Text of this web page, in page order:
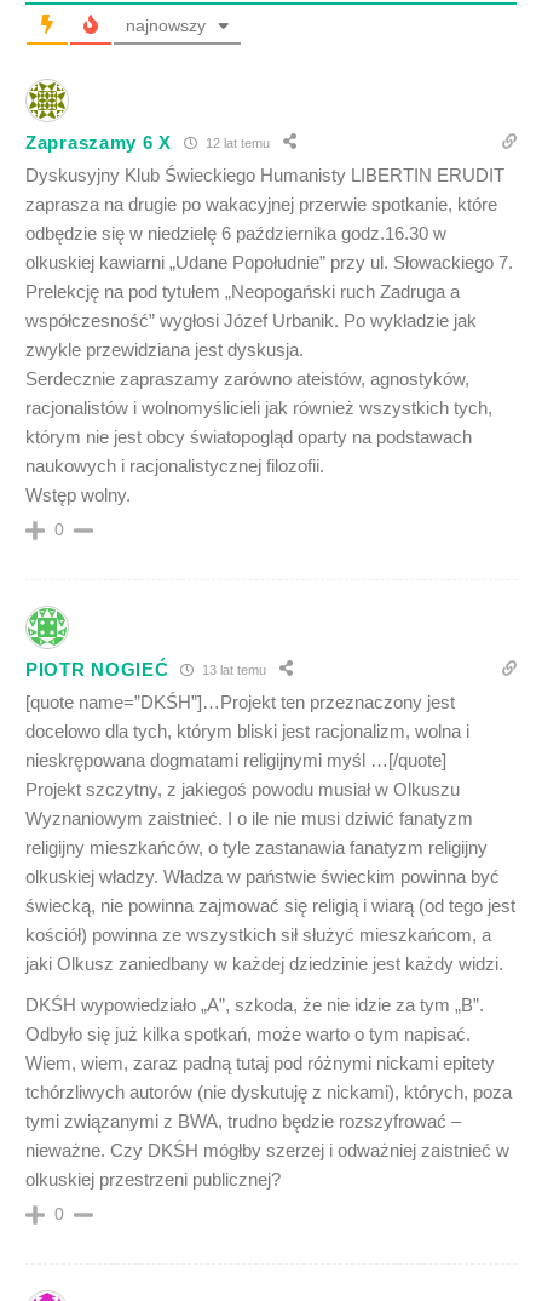
najnowszy
Zapraszamy 6 X 12 lat temu
Dyskusyjny Klub Świeckiego Humanisty LIBERTIN ERUDIT
zaprasza na drugie po wakacyjnej przerwie spotkanie, które
odbędzie się w niedzielę 6 października godz.16.30 w
olkuskiej kawiarni „Udane Popołudnie” przy ul. Słowackiego 7.
Prelekcję na pod tytułem „Neopogański ruch Zadruga a
współczesność” wygłosi Józef Urbanik. Po wykładzie jak
zwykle przewidziana jest dyskusja.
Serdecznie zapraszamy zarówno ateistów, agnostyków,
racjonalistów i wolnomyślicieli jak również wszystkich tych,
którym nie jest obcy światopogląd oparty na podstawach
naukowych i racjonalistycznej filozofii.
Wstęp wolny.
0
PIOTR NOGIEĆ 13 lat temu
[quote name=”DKŚH”]…Projekt ten przeznaczony jest
docelowo dla tych, którym bliski jest racjonalizm, wolna i
nieskrępowana dogmatami religijnymi myśl …[/quote]
Projekt szczytny, z jakiegoś powodu musiał w Olkuszu
Wyznaniowym zaistnieć. I o ile nie musi dziwić fanatyzm
religijny mieszkańców, o tyle zastanawia fanatyzm religijny
olkuskiej władzy. Władza w państwie świeckim powinna być
świecką, nie powinna zajmować się religią i wiarą (od tego jest
kościół) powinna ze wszystkich sił służyć mieszkańcom, a
jaki Olkusz zaniedbany w każdej dziedzinie jest każdy widzi.
DKŚH wypowiedziało „A”, szkoda, że nie idzie za tym „B”.
Odbyło się już kilka spotkań, może warto o tym napisać.
Wiem, wiem, zaraz padną tutaj pod różnymi nickami epitety
tchórzliwych autorów (nie dyskutuję z nickami), których, poza
tymi związanymi z BWA, trudno będzie rozszyfrować –
nieważne. Czy DKŚH mógłby szerzej i odważniej zaistnieć w
olkuskiej przestrzeni publicznej?
0